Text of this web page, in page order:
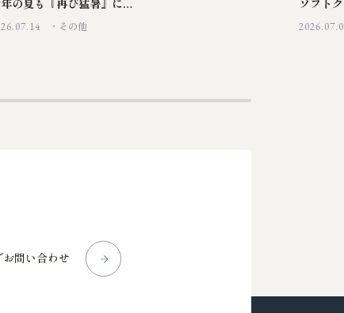
の夏も『再び猛暑』に…
その他
ソフト
お問い合わせ